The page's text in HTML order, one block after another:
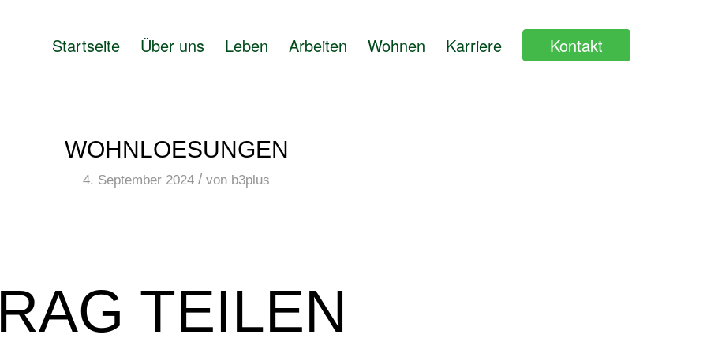
Startseite Über uns Leben Arbeiten Wohnen Karriere Kontakt
WOHNLOESUNGEN
4. September 2024 / von b3plus
TEILEN